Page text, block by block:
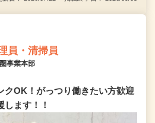
員・清掃員
事業本部
クOK！がっつり働きたい方歓迎
ます！！